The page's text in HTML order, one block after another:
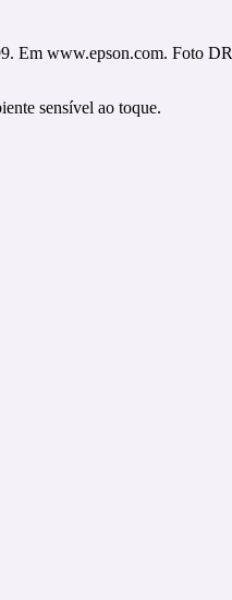
Em www.epson.com. Foto DR
sensível ao toque.